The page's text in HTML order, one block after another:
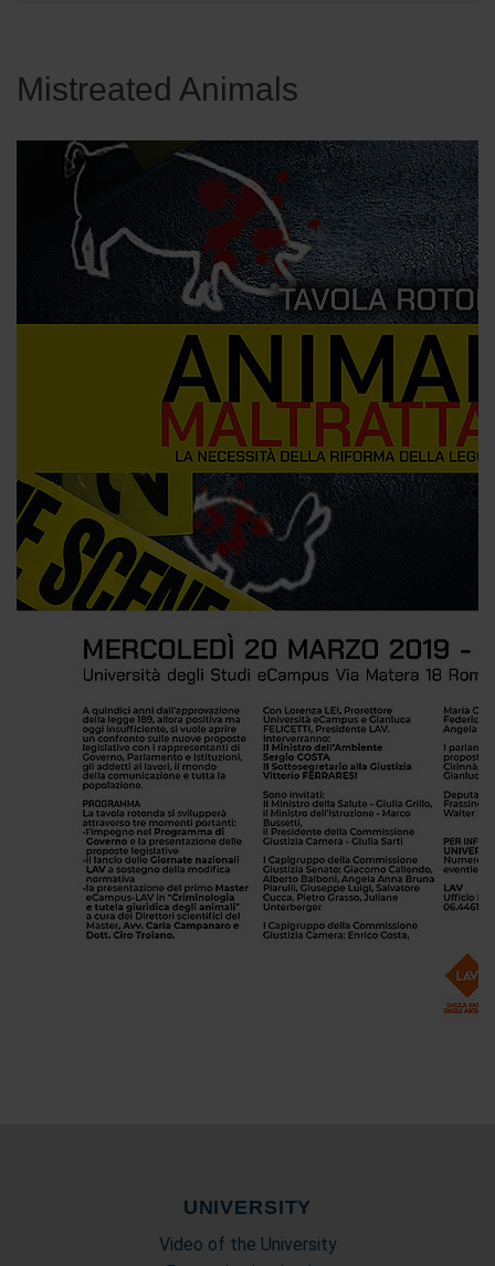
Mistreated Animals
UNIVERSITY
Video of the University